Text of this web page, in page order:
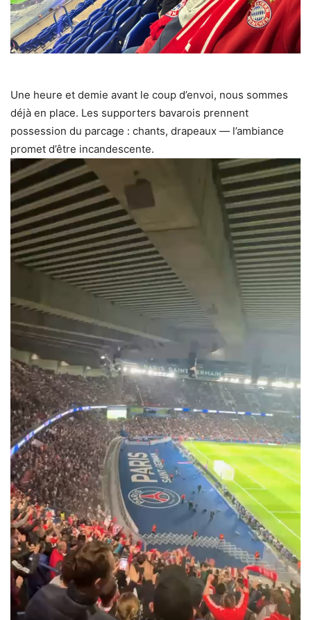
Une heure et demie avant le coup d’envoi, nous sommes
déjà en place. Les supporters bavarois prennent
possession du parcage : chants, drapeaux — l’ambiance
promet d’être incandescente.